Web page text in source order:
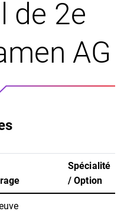
de 2e
AG
Spécialité
/ Option